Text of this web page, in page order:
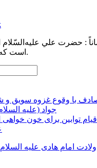
: حضرت علي عليه‌السّلام
است كه ايمان آورد.
با وقوع غزوه سویق و
جواد (علیه
قیام توابین برای خون
ولادت امام هادی علیه السلام